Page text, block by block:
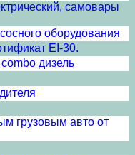
самовары
оборудования
EI-30.
дизель
грузовым авто от